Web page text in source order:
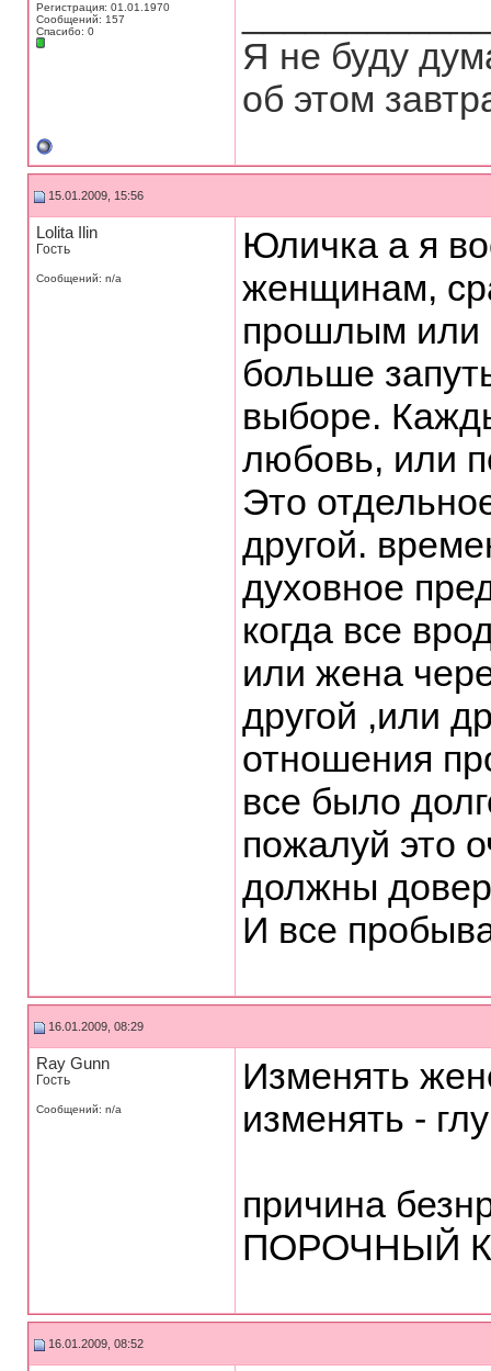
Регистрация: 01.01.1970
Сообщений: 157
Спасибо: 0
Я не буду
об этом
15.01.2009, 15:56
Lolita Ilin
Гость
Сообщений: n/a
Юличка а я
женщинам,
прошлым или
больше
выборе.
любовь, или
Это
другой.
духовное
когда все
или жена
другой ,или
отношения
все было
пожалуй это
должны
И все
16.01.2009, 08:29
Ray Gunn
Гость
Сообщений: n/a
Изменять
изменять -
причина
ПОРОЧНЫЙ
16.01.2009, 08:52